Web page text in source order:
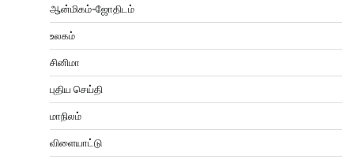
ஆன்மிகம்-ஜோதிடம்
உலகம்
சினிமா
புதிய செய்தி
மாநிலம்
விளையாட்டு